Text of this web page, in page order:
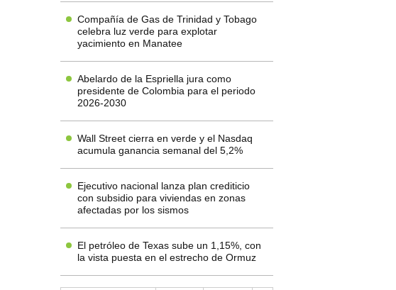
Compañía de Gas de Trinidad y Tobago
celebra luz verde para explotar
yacimiento en Manatee
Abelardo de la Espriella jura como
presidente de Colombia para el periodo
2026-2030
Wall Street cierra en verde y el Nasdaq
acumula ganancia semanal del 5,2%
Ejecutivo nacional lanza plan crediticio
con subsidio para viviendas en zonas
afectadas por los sismos
El petróleo de Texas sube un 1,15%, con
la vista puesta en el estrecho de Ormuz